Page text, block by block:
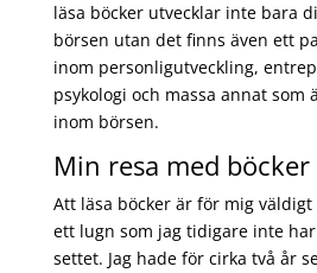
läsa böcker utvecklar inte bara
börsen utan det finns även ett
inom personligutveckling,
psykologi och massa annat som
inom börsen.
Min resa med böcker
Att läsa böcker är för mig
ett lugn som jag tidigare inte
settet. Jag hade för cirka två år